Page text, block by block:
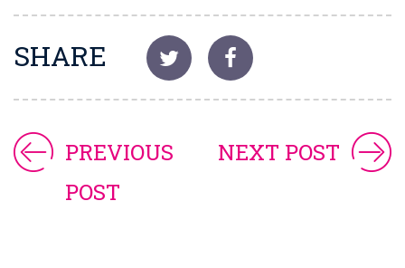
SHARE
PREVIOUS
POST
NEXT POST